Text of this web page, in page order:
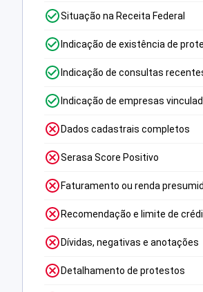
Situação na Receita Federal
Indicação de existência de
Indicação de consultas
Indicação de empresas
Dados cadastrais completos
Serasa Score Positivo
Faturamento ou renda
Recomendação e limite de
Dívidas, negativas e anotações
Detalhamento de protestos